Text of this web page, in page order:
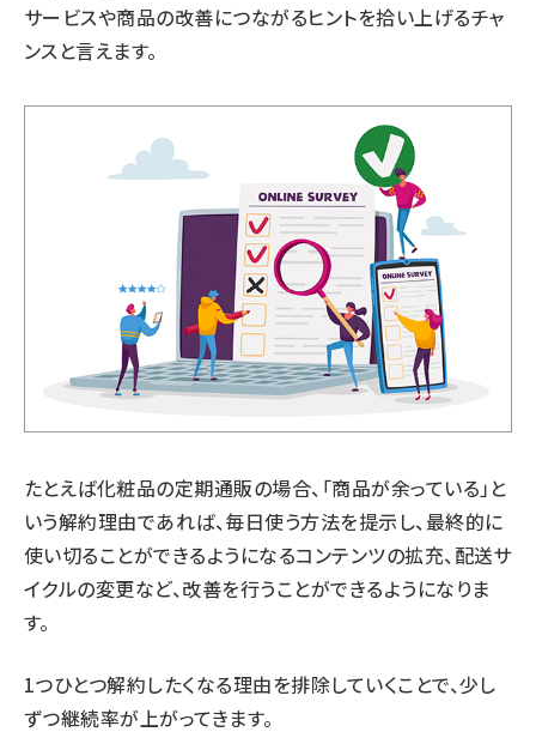
サービスや商品の改善につながるヒントを拾い上げるチャ
ンスと言えます。
たとえば化粧品の定期通販の場合、「商品が余っている」と
いう解約理由であれば、毎日使う方法を提示し、最終的に
使い切ることができるようになるコンテンツの拡充、配送サ
イクルの変更など、改善を行うことができるようになりま
す。
1つひとつ解約したくなる理由を排除していくことで、少し
ずつ継続率が上がってきます。